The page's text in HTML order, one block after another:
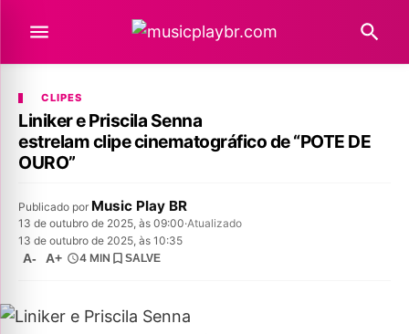
CLIPES
Liniker e Priscila Senna
estrelam clipe cinematográfico de “POTE DE
OURO”
Publicado por Music Play BR
13 de outubro de 2025, às 09:00·Atualizado
13 de outubro de 2025, às 10:35
A- A+ 4 MIN SALVE